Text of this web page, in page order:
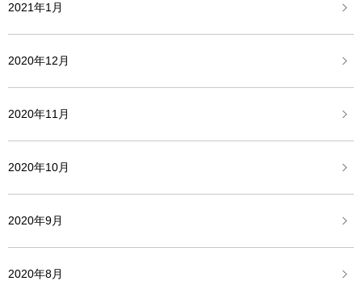
2021年1月
2020年12月
2020年11月
2020年10月
2020年9月
2020年8月